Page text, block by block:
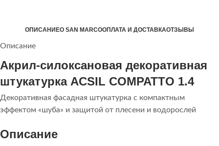
ОПИСАНИЕО SAN MARCOОПЛАТА И ДОСТАВКАОТЗЫВЫ
Описание
Акрил-силоксановая декоративная
штукатурка ACSIL COMPATTO 1.4
Декоративная фасадная штукатурка с компактным
эффектом «шуба» и защитой от плесени и водорослей
Описание